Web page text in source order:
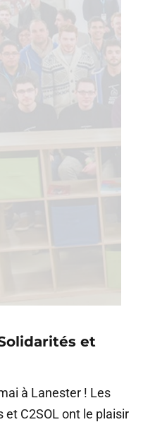
et
à Lanester ! Les
et C2SOL ont le plaisir